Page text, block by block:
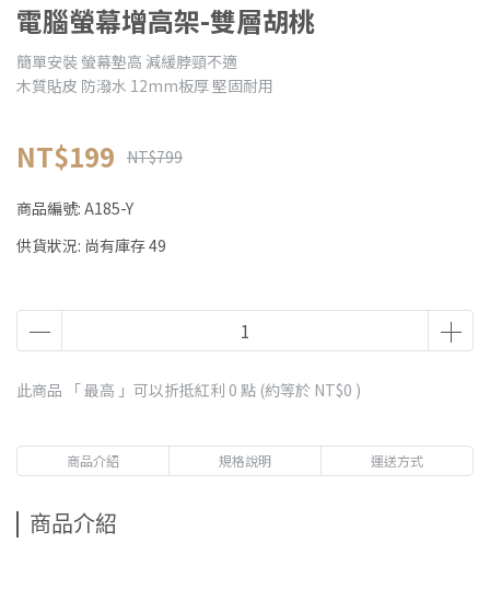
電腦螢幕增高架-雙層胡桃
簡單安裝 螢幕墊高 減緩脖頸不適
木質貼皮 防潑水 12mm板厚 堅固耐用
NT$199 NT$799
商品編號: A185-Y
供貨狀況: 尚有庫存 49
此商品 「 最高 」可以折抵紅利 0 點 (約等於 NT$0 )
商品介紹 規格說明 運送方式
商品介紹